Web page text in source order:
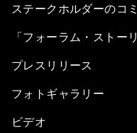
ステークホルダーのコ
「フォーラム・ストー
プレスリリース
フォトギャラリー
ビデオ